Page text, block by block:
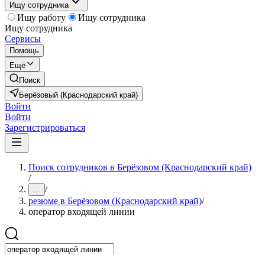
Ищу сотрудника
Ищу работу
Ищу сотрудника
Ищу сотрудника
Сервисы
Помощь
Ещё
Поиск
Берёзовый (Краснодарский край)
Войти
Войти
Зарегистрироваться
Поиск сотрудников в Берёзовом (Краснодарский край)
/
... /
резюме в Берёзовом (Краснодарский край)/
оператор входящей линии